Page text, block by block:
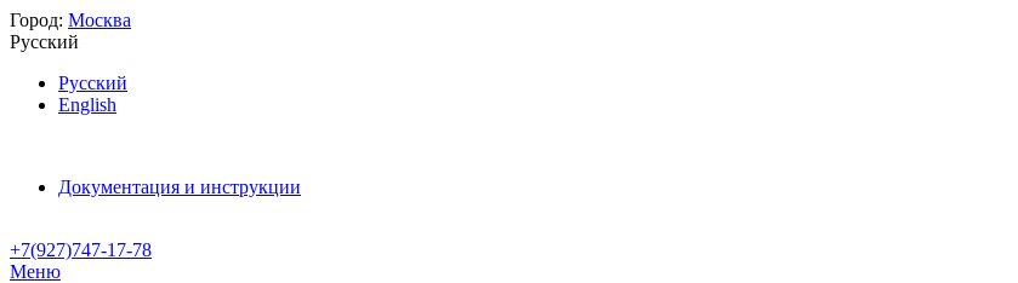
Город: Москва
Русский
Русский
English
Документация и инструкции
+7(927)747-17-78
Меню